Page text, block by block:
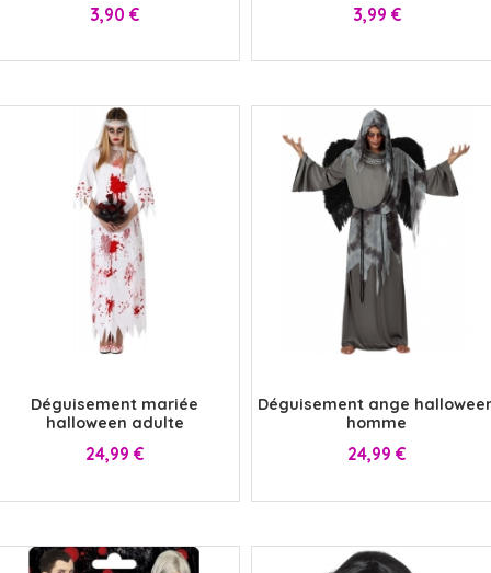
Prix
3,90 € Prix
3,99 €
Déguisement mariée
halloween adulte
Prix
24,99 €
Déguisement ange
homme
Prix
24,99 €